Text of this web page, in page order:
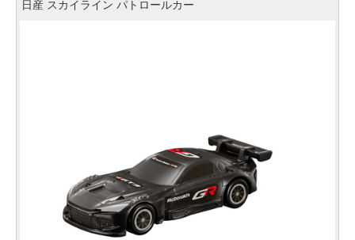
日産 スカイライン パトロールカー